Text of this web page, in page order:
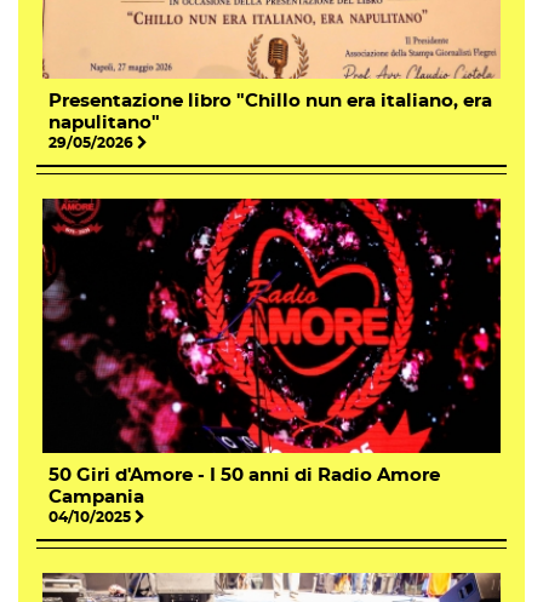
Presentazione libro "Chillo nun era italiano, era
napulitano"
29/05/2026
50 Giri d'Amore - I 50 anni di Radio Amore
Campania
04/10/2025